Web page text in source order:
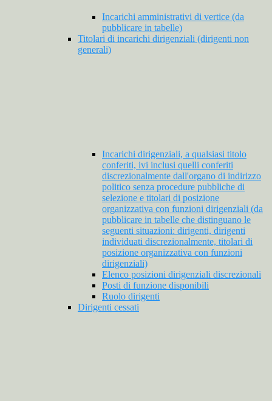
Incarichi amministrativi di vertice (da
pubblicare in tabelle)
Titolari di incarichi dirigenziali (dirigenti non
generali)
Incarichi dirigenziali, a qualsiasi titolo
conferiti, ivi inclusi quelli conferiti
discrezionalmente dall'organo di indirizzo
politico senza procedure pubbliche di
selezione e titolari di posizione
organizzativa con funzioni dirigenziali (da
pubblicare in tabelle che distinguano le
seguenti situazioni: dirigenti, dirigenti
individuati discrezionalmente, titolari di
posizione organizzativa con funzioni
dirigenziali)
Elenco posizioni dirigenziali discrezionali
Posti di funzione disponibili
Ruolo dirigenti
Dirigenti cessati